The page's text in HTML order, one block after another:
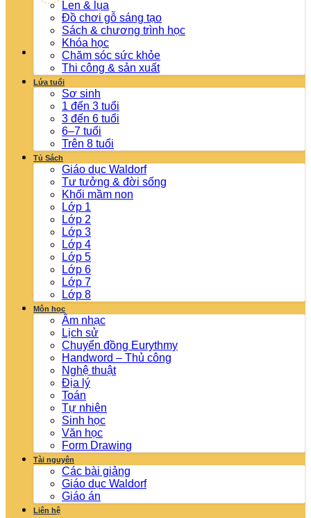
Len & lụa
Đồ chơi gỗ sáng tạo
Sách & chương trình học
Khóa học
Chăm sóc sức khỏe
Thi công & sản xuất
Lứa tuổi
Sơ sinh
1 đến 3 tuổi
3 đến 6 tuổi
6–7 tuổi
Trên 8 tuổi
Tủ Sách
Giáo dục Waldorf
Tư tưởng & đời sống
Khối mầm non
Lớp 1
Lớp 2
Lớp 3
Lớp 4
Lớp 5
Lớp 6
Lớp 7
Lớp 8
Môn học
Âm nhạc
Lịch sử
Chuyển đồng Eurythmy
Handword – Thủ công
Nghệ thuật
Địa lý
Toán
Tự nhiên
Sinh học
Văn học
Form Drawing
Tài nguyên
Các bài giảng
Giáo dục Waldorf
Giáo án
Liên hệ